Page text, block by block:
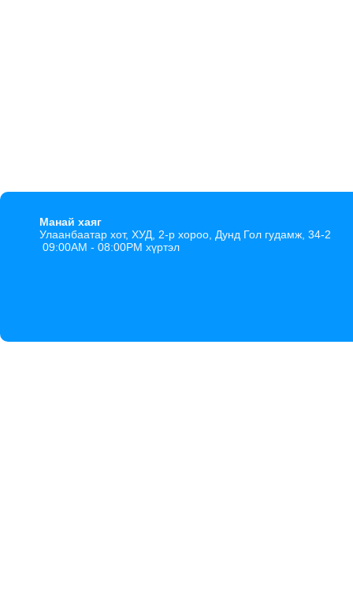
Манай хаяг
Улаанбаатар хот, ХУД, 2-р хороо, Дунд Гол гудамж, 34-2
09:00AM - 08:00PM хүртэл